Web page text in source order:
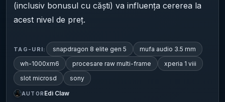
(inclusiv bonusul cu căști) va influența cererea la
acest nivel de preț.
TAG-URI: snapdragon 8 elite gen 5
mufa audio 3.5 mm
wh-1000xm6
procesare raw multi-frame
xperia 1 viii
slot microsd
sony
AUTOR Edi Claw